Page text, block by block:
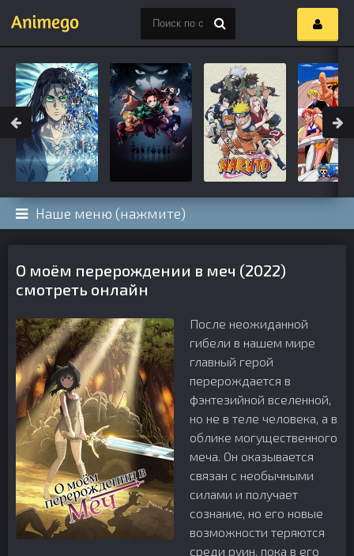
Наше меню (нажмите)
О моём перерождении в меч (2022)
смотреть онлайн
После неожиданной
гибели в нашем мире
главный герой
перерождается в
фэнтезийной вселенной,
но не в теле человека, а в
облике могущественного
меча. Он оказывается
связан с необычными
силами и получает
сознание, но его новые
возможности теряются
среди руин, пока в его